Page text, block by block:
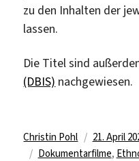
zu den Inhalten der
lassen.
Die Titel sind
(DBIS) nachgewiesen.
Autor
Christin Pohl
am
21. April
Schlagwörter
Dokumentarfilme,